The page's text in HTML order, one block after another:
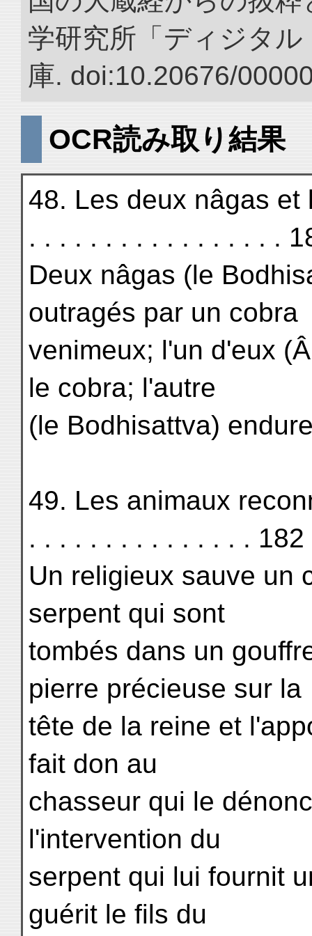
学研究所「ディジタ
庫. doi:10.20676/
OCR読み取り結果
48. Les deux nâgas et
. . . . . . . . . . . . . . . . .
Deux nâgas (le
outragés par un cobra
venimeux; l'un d'eux
le cobra; l'autre
(le Bodhisattva)
49. Les animaux
. . . . . . . . . . . . . . . 182
Un religieux sauve un
serpent qui sont
tombés dans un
pierre précieuse sur la
tête de la reine et
fait don au
chasseur qui le
l'intervention du
serpent qui lui fournit
guérit le fils du